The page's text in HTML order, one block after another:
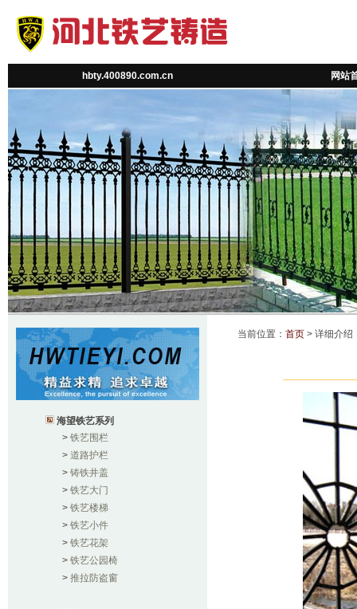
hbty.400890.com.cn 网站
海望铁艺系列
> 铁艺围栏
> 道路护栏
> 铸铁井盖
> 铁艺大门
> 铁艺楼梯
> 铁艺小件
> 铁艺花架
> 铁艺公园椅
> 推拉防盗窗
当前位置： 首页 > 详细介绍